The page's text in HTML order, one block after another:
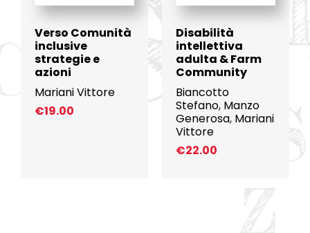
Verso Comunità
inclusive
strategie e
azioni
Mariani Vittore
€19.00
Disabilità
intellettiva
adulta & Farm
Community
Biancotto
Stefano, Manzo
Generosa, Mariani
Vittore
€22.00